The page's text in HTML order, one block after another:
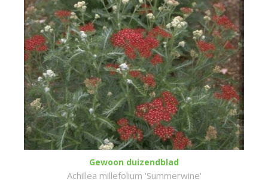
Gewoon duizendblad
Achillea millefolium 'Summerwine'